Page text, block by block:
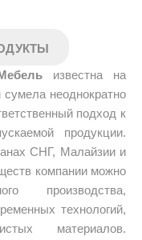
известна на
неоднократно
подход к
продукции.
СНГ, Малайзии и
компании можно
производства,
технологий,
материалов.